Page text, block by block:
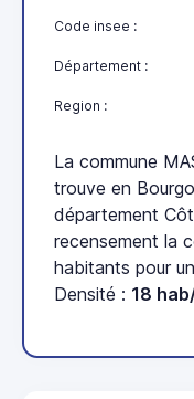
Code insee :
Département :
Region :
La commune
trouve en
département
recensement la
habitants pour
Densité : 18